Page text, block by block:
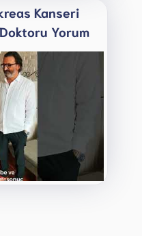
Kanseri
Yorum